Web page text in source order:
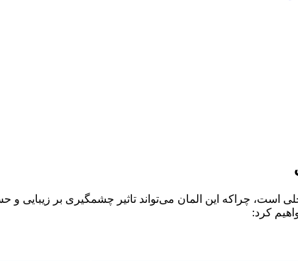
است، چرا‌که این المان می‌تواند تاثیر چشمگیری بر زیبایی
کرد: